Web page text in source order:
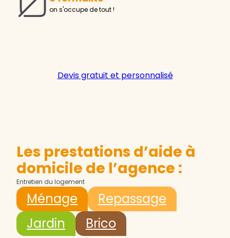
on s'occupe de tout !
Devis gratuit et personnalisé
Les prestations d’aide à
domicile de l’agence :
Entretien du logement
Ménage
Repassage
Jardin
Brico